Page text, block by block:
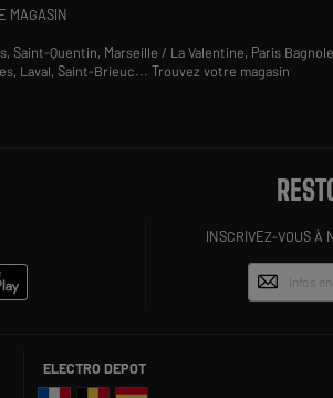
MAGASIN
Saint-Quentin, Marseille / La Valentine, Paris
Laval,Saint-Brieuc...Trouvez votre magasin
INSCRIVEZ-VOUS À
ELECTRO DEPOT